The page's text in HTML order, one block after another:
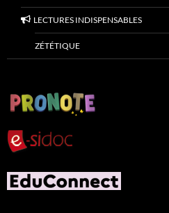
LECTURES INDISPENSABLES
ZÉTÉTIQUE